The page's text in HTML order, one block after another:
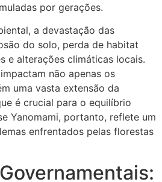
por gerações.
a devastação das
do solo, perda de habitat
e alterações climáticas locais.
não apenas os
uma vasta extensão da
é crucial para o equilíbrio
Yanomami, portanto, reflete um
enfrentados pelas florestas